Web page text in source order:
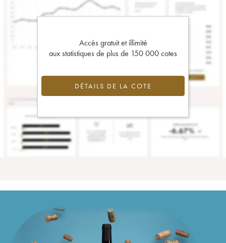
Accès gratuit et illimité
aux statistiques de plus de 150 000 cotes
DÉTAILS DE LA COTE